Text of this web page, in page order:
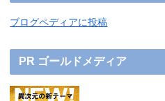
ブログペディアに投稿
PR ゴールドメディア